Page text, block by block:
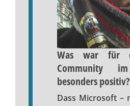
Was war für
Community
besonders positiv?
Dass Microsoft –